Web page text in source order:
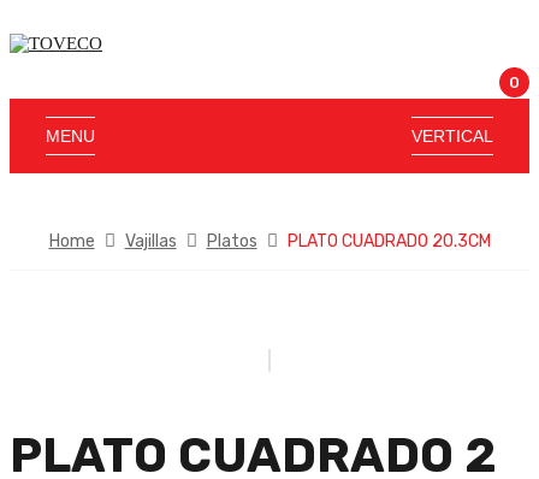
0
VERTICAL
MENU
Home Vajillas Platos PLATO CUADRADO 20.3CM
PLATO CUADRADO 2